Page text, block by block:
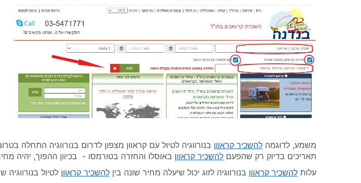
משמע, לדוגמה להשכיר קראוון בנורווגיה לטיול עם קראוון מצפון לדרום בנורווגיה התחלה
תאריכים בדיוק רק שהפעם להשכיר קראוון באוסלו והחזרה בטורמסו - בכיוון ההפוך, יהיה
עלות להשכיר קראוון בנורווגיה לזוג יכול שיעלה מחיר שונה בין להשכיר קראוון לטיול בנורווגיה